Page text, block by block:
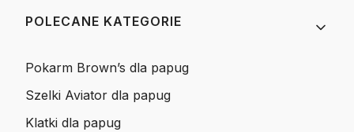
Linki w stopce
POLECANE KATEGORIE
Pokarm Brown’s dla papug
Szelki Aviator dla papug
Klatki dla papug